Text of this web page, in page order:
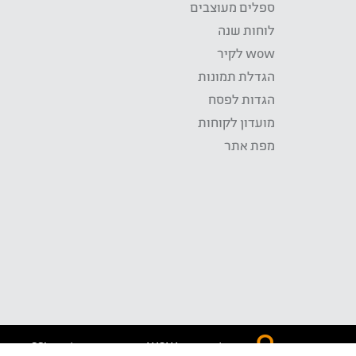
ספלים מעוצבים
לוחות שנה
wow לקיר
הגדלת תמונות
הגדות לפסח
מועדון לקוחות
מפת אתר
התשלום באתר WOW מאובטח בטכנולוגית SSL